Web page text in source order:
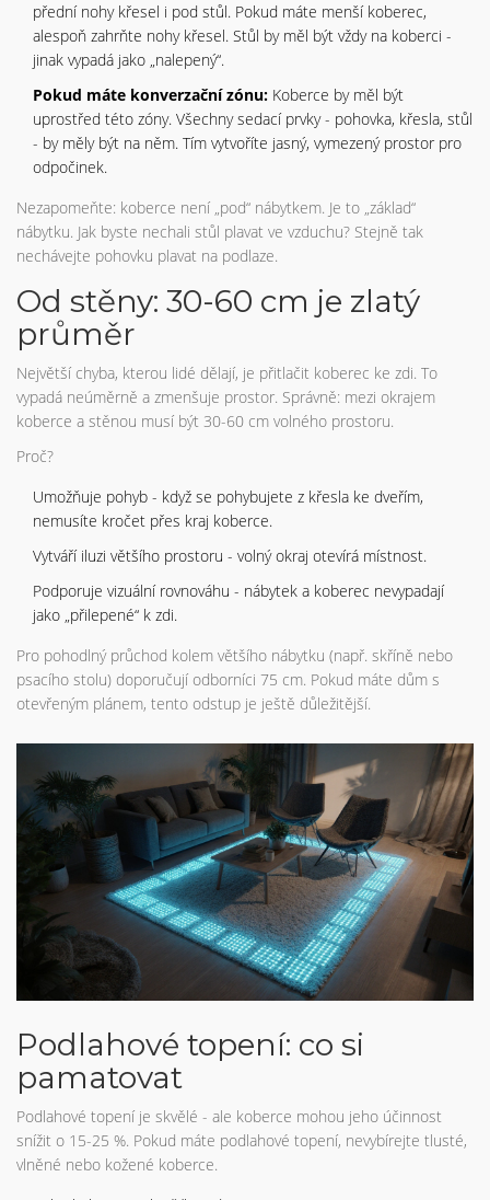
přední nohy křesel i pod stůl. Pokud máte menší koberec,
alespoň zahrňte nohy křesel. Stůl by měl být vždy na koberci -
jinak vypadá jako „nalepený“.
Pokud máte konverzační zónu: Koberce by měl být
uprostřed této zóny. Všechny sedací prvky - pohovka, křesla, stůl
- by měly být na něm. Tím vytvoříte jasný, vymezený prostor pro
odpočinek.
Nezapomeňte: koberce není „pod“ nábytkem. Je to „základ“
nábytku. Jak byste nechali stůl plavat ve vzduchu? Stejně tak
nechávejte pohovku plavat na podlaze.
Od stěny: 30-60 cm je zlatý
průměr
Největší chyba, kterou lidé dělají, je přitlačit koberec ke zdi. To
vypadá neúměrně a zmenšuje prostor. Správně: mezi okrajem
koberce a stěnou musí být 30-60 cm volného prostoru.
Proč?
Umožňuje pohyb - když se pohybujete z křesla ke dveřím,
nemusíte kročet přes kraj koberce.
Vytváří iluzi většího prostoru - volný okraj otevírá místnost.
Podporuje vizuální rovnováhu - nábytek a koberec nevypadají
jako „přilepené“ k zdi.
Pro pohodlný průchod kolem většího nábytku (např. skříně nebo
psacího stolu) doporučují odborníci 75 cm. Pokud máte dům s
otevřeným plánem, tento odstup je ještě důležitější.
Podlahové topení: co si
pamatovat
Podlahové topení je skvělé - ale koberce mohou jeho účinnost
snížit o 15-25 %. Pokud máte podlahové topení, nevybírejte tlusté,
vlněné nebo kožené koberce.